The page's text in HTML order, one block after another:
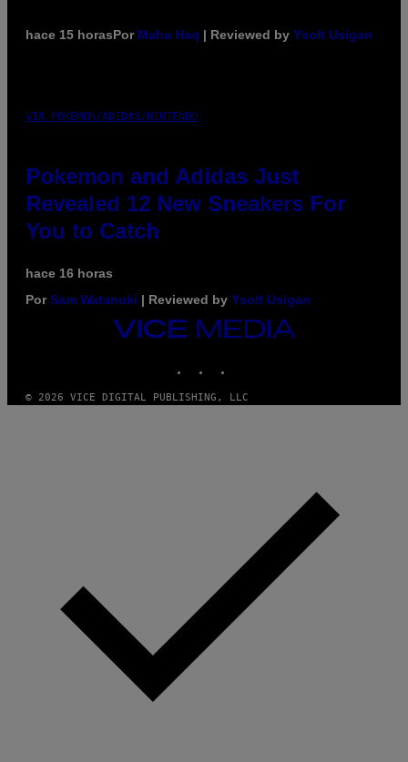
hace 15 horasPor Maha Haq | Reviewed by Ysolt Usigan
VIA POKEMON/ADIDAS/NINTENDO
Pokemon and Adidas Just
Revealed 12 New Sneakers For
You to Catch
hace 16 horas
PorSam Watanuki | Reviewed by Ysolt Usigan
VICE
MEDIA
© 2026 VICE DIGITAL PUBLISHING, LLC